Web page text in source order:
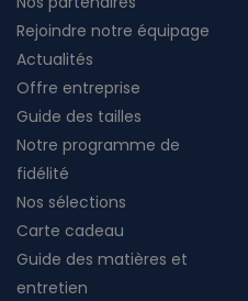
Rejoindre notre équipage
Actualités
Offre entreprise
Guide des tailles
Notre programme de
fidélité
Nos sélections
Carte cadeau
Guide des matières et
entretien